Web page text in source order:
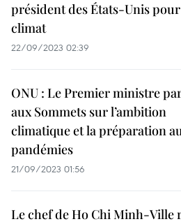
président des États-Unis
climat
22/09/2023 02:39
ONU : Le Premier ministre
aux Sommets sur l’ambition
climatique et la préparation
pandémies
21/09/2023 01:56
Le chef de Ho Chi Minh-Ville